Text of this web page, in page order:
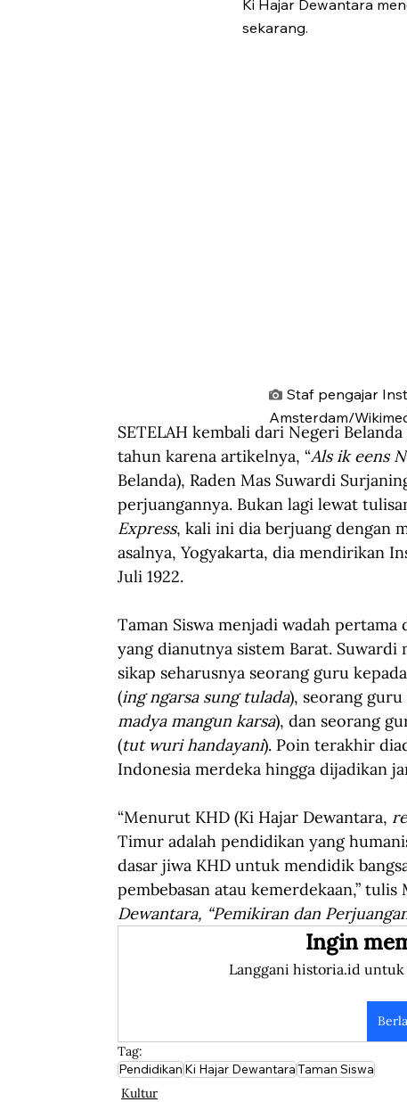
Ki Hajar Dewantara
sekarang.
Staf pengajar
Amsterdam/
SETELAH kembali dari Negeri
tahun karena artikelnya, “Als ik eens
Belanda), Raden Mas Suwardi
perjuangannya. Bukan lagi lewat
Express, kali ini dia berjuang dengan
asalnya, Yogyakarta, dia mendirikan
Juli 1922.
Taman Siswa menjadi wadah pertama
yang dianutnya sistem Barat. Suwardi
sikap seharusnya seorang guru
(ing ngarsa sung tulada), seorang
madya mangun karsa), dan seorang
(tut wuri handayani). Poin terakhir
Indonesia merdeka hingga dijadikan
“Menurut KHD (Ki Hajar Dewantara,
Timur adalah pendidikan yang
dasar jiwa KHD untuk mendidik
pembebasan atau kemerdekaan,”
Dewantara, “Pemikiran dan
Ingin
Langgani historia.id
Tag:
PendidikanKi Hajar DewantaraTaman Siswa
Kultur